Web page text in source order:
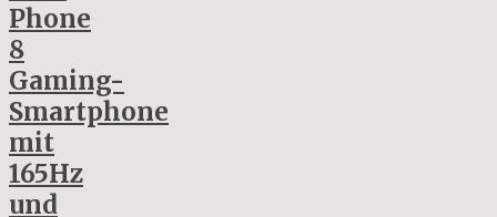
Phone
8
Gaming-
Smartphone
mit
165Hz
und